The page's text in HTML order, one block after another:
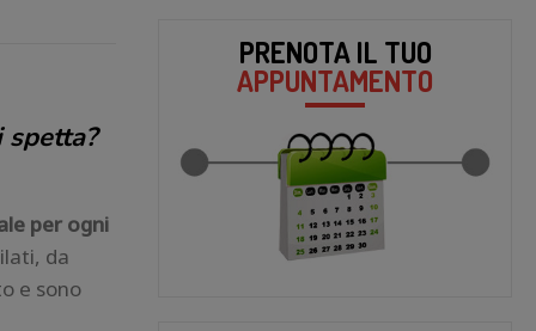
per ogni
da
e sono
PRENOTA IL TUO
APPUNTAMENTO